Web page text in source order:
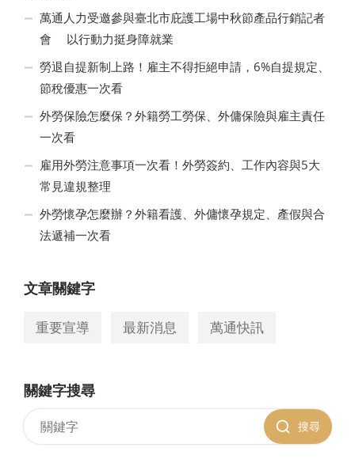
萬通人力受邀參與臺北市庇護工場中秋節產品行銷記者
會 以行動力挺身障就業
勞退自提新制上路！雇主不得拒絕申請，6%自提規定、
節稅優惠一次看
外勞保險怎麼保？外籍勞工勞保、外傭保險與雇主責任
一次看
雇用外勞注意事項一次看！外勞簽約、工作內容與5大
常見違規整理
外勞懷孕怎麼辦？外籍看護、外傭懷孕規定、產假與合
法遞補一次看
文章關鍵字
重要宣導 最新消息 萬通快訊
關鍵字搜尋
搜尋